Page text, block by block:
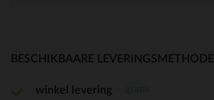
BESCHIKBAARE LEVERINGSMETHODE
winkel levering